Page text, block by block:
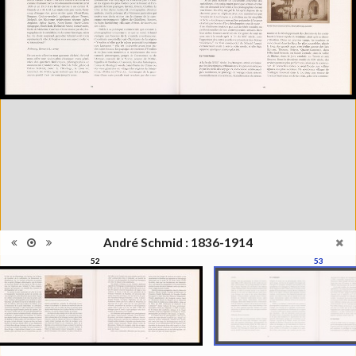
André Schmid : 1836-1914
52 53
janvier au 1er juin 1998
Catégorie
Monographie
Type de
reliure
Broché
Information
Noir & Blanc
Nombre de
120 pages